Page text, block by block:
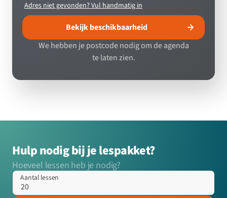
Adres niet gevonden? Vul handmatig in
Bekijk beschikbaarheid
We hebben je postcode nodig om de agenda
te laten zien.
Hulp nodig bij je lespakket?
Hoeveel lessen heb je nodig?
Aantal lessen